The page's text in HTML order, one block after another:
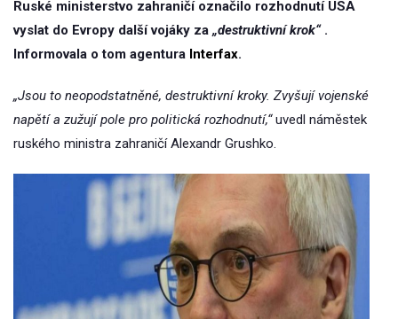
Ruské ministerstvo zahraničí označilo rozhodnutí USA
vyslat do Evropy další vojáky za „destruktivní krok“ .
Informovala o tom agentura Interfax.
„Jsou to neopodstatněné, destruktivní kroky. Zvyšují vojenské
napětí a zužují pole pro politická rozhodnutí,“uvedl náměstek
ruského ministra zahraničí Alexandr Grushko.